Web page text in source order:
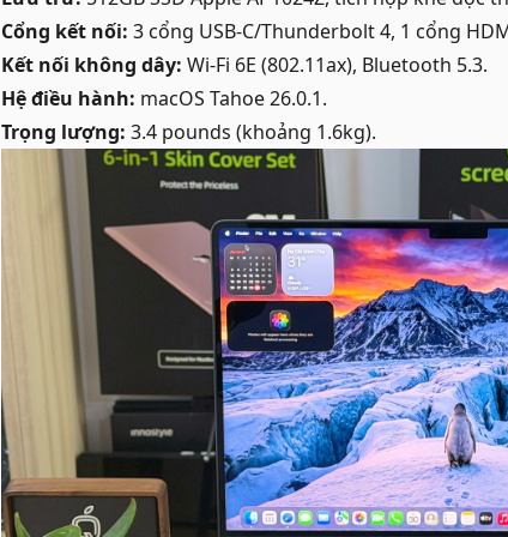
Cổng kết nối: 3 cổng USB-C/Thunderbolt 4, 1 cổng
Kết nối không dây: Wi-Fi 6E (802.11ax), Bluetooth 5.3.
Hệ điều hành: macOS Tahoe 26.0.1.
Trọng lượng: 3.4 pounds (khoảng 1.6kg).